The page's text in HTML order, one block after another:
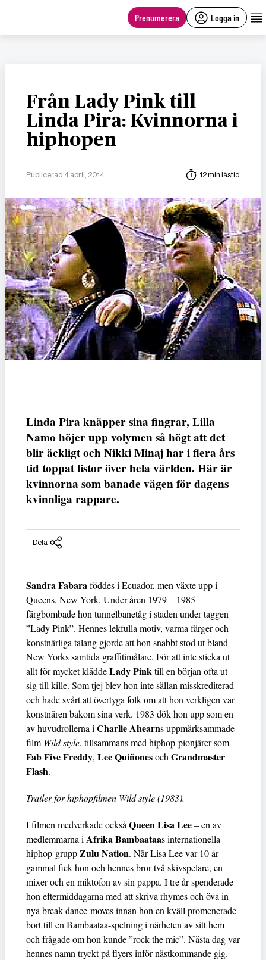
Prenumerera Logga in
Från Lady Pink till
Linda Pira: Kvinnorna i
hiphopen
Publicerad 4 april, 2014 12 min lästid
Linda Pira knäpper sina fingrar, Lilla
Namo höjer upp volymen så högt att det
blir äckligt och Nikki Minaj har i flera års
tid toppat listor över hela världen. Här är
kvinnorna som banade vägen för dagens
kvinnliga rappare.
Dela
Sandra Fabaraföddes i Ecuador, men växte upp i
Queens, New York. Under åren 1979 – 1985
färgbombade hon tunnelbanetåg i staden under taggen
”Lady Pink”. Hennes lekfulla motiv, varma färger och
konstnärliga talang gjorde att hon snabbt stod ut bland
New Yorks samtida graffitimålare. För att inte sticka ut
allt för mycket kläddeLady Pinktill en början ofta ut
sig till kille. Som tjej blev hon inte sällan misskrediterad
och hade svårt att övertyga folk om att hon verkligen var
konstnären bakom sina verk. 1983 dök hon upp som en
av huvudrollerna i Charlie Ahearns uppmärksammade
film Wild style, tillsammans med hiphop-pionjärer som
Fab Five Freddy, Lee Quiñonesoch Grandmaster
Flash.
Trailer för hiphopfilmen Wild style (1983).
I filmen medverkade också Queen Lisa Lee– en av
medlemmarna i Afrika Bambaataas internationella
hiphop-gruppZulu Nation. När Lisa Lee var 10 år
gammal fick hon och hennes bror två skivspelare, en
mixer och en miktofon av sin pappa. I tre år spenderade
hon eftermiddagarna med att skriva rhymes och öva in
nya break dance-moves innan hon en kväll promenerade
bort till en Bambaataa-spelning i närheten av sitt hem
och frågade om hon kunde ”rock the mic”. Nästa dag var
hennes namn tryckt på flyers inför nästkommande gig.